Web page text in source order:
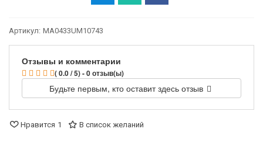
Артикул: MA0433UM10743
Отзывы и комментарии
( 0.0 / 5) - 0 отзыв(ы)
Будьте первым, кто оставит здесь отзыв
Нравится 1 В список желаний